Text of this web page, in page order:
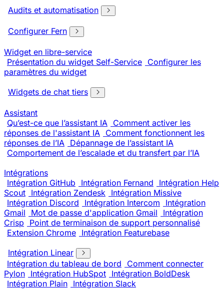
Audits et automatisation
Configurer Fern
Widget en libre-service
Présentation du widget Self-Service Configurer les
paramètres du widget
Widgets de chat tiers
Assistant
Qu’est-ce que l’assistant IA Comment activer les
réponses de l'assistant IA Comment fonctionnent les
réponses de l’IA Dépannage de l’assistant IA
Comportement de l’escalade et du transfert par l’IA
Intégrations
Intégration GitHub
Intégration Fernand
Intégration Help
Scout Intégration Zendesk Intégration Missive
Intégration Discord
Intégration Intercom
Intégration
Gmail
Mot de passe d'application Gmail
Intégration
Crisp
Point de terminaison de support personnalisé
Extension Chrome Intégration Featurebase
Intégration Linear
Intégration du tableau de bord
Comment connecter
Pylon Intégration HubSpot Intégration BoldDesk
Intégration Plain Intégration Slack